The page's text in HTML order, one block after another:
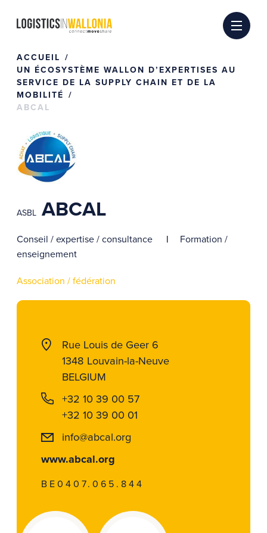
ACCUEIL
UN ÉCOSYSTÈME WALLON D’EXPERTISES AU
SERVICE DE LA SUPPLY CHAIN ET DE LA
MOBILITÉ
ABCAL
ASBL ABCAL
Conseil / expertise / consultance
Formation /
enseignement
Association / fédération
Rue Louis de Geer 6
1348 Louvain-la-Neuve
BELGIUM
+32 10 39 00 57
+32 10 39 00 01
info@abcal.org
www.abcal.org
BE0407.065.844